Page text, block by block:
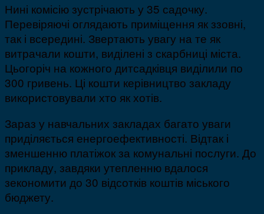
Нині комісію зустрічають у 35 садочку.
Перевіряючі оглядають приміщення як ззовні,
так і всередині. Звертають увагу на те як
витрачали кошти, виділені з скарбниці міста.
Цьогоріч на кожного дитсадківця виділили по
300 гривень. Ці кошти керівництво закладу
використовували хто як хотів.
Зараз у навчальних закладах багато уваги
приділяється енергоефективності. Відтак і
зменшенню платіжок за комунальні послуги. До
прикладу, завдяки утепленню вдалося
зекономити до 30 відсотків коштів міського
бюджету.